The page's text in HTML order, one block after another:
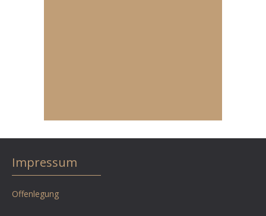
Impressum
Offenlegung